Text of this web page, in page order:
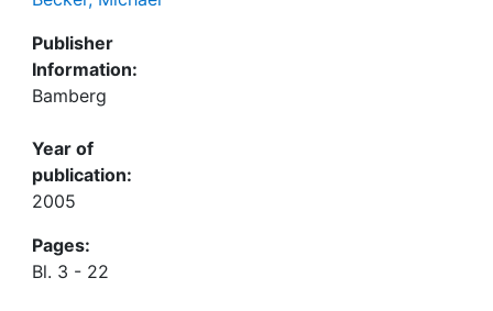
Publisher
Information:
Bamberg
Year of
publication:
2005
Pages:
Bl. 3 - 22